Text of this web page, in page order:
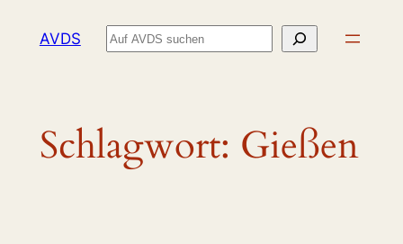
InhaltAVDS Suchen
Schlagwort: Gießen